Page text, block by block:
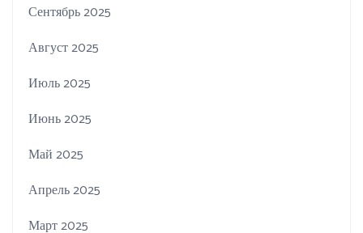
Сентябрь 2025
Август 2025
Июль 2025
Июнь 2025
Май 2025
Апрель 2025
Март 2025